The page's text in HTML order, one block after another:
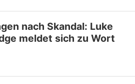
nach Skandal: Luke
meldet sich zu Wort